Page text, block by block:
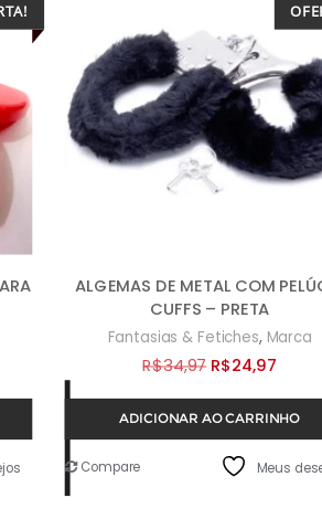
ALGEMAS DE METAL COM
CUFFS – PRETA
Fantasias & Fetiches, Marca
R$34,97 O
preço
original
era:
R$34,97.
R$24,97O
preço
atual
ADICIONAR AO CARRINHO
Compare Meus